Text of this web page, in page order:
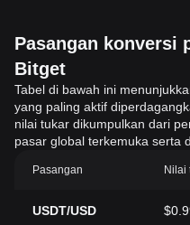
Pasangan konversi
Bitget
Tabel di bawah ini
yang paling aktif
nilai tukar dikumpulkan dari
pasar global terkemuka serta
Pasangan Nilai
USDT/USD